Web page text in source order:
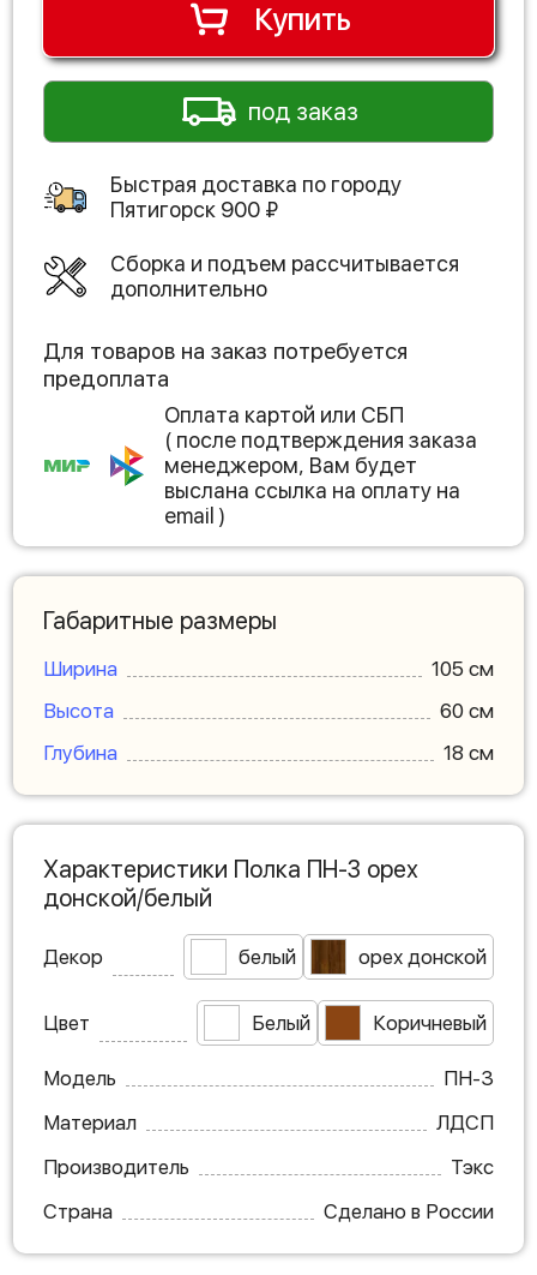
Купить
под заказ
Быстрая доставка по городу
Пятигорск 900 ₽
Сборка и подъем рассчитывается
дополнительно
Для товаров на заказ потребуется
предоплата
Оплата картой или СБП
( после подтверждения заказа
менеджером, Вам будет
выслана ссылка на оплату на
email )
Габаритные размеры
Ширина
105 см
Высота
60 см
Глубина
18 см
Характеристики Полка ПН-3 орех
донской/белый
Декор белый орех донской
Цвет Белый Коричневый
Модель
ПН-3
Материал
ЛДСП
Производитель
Тэкс
Страна
Сделано в России